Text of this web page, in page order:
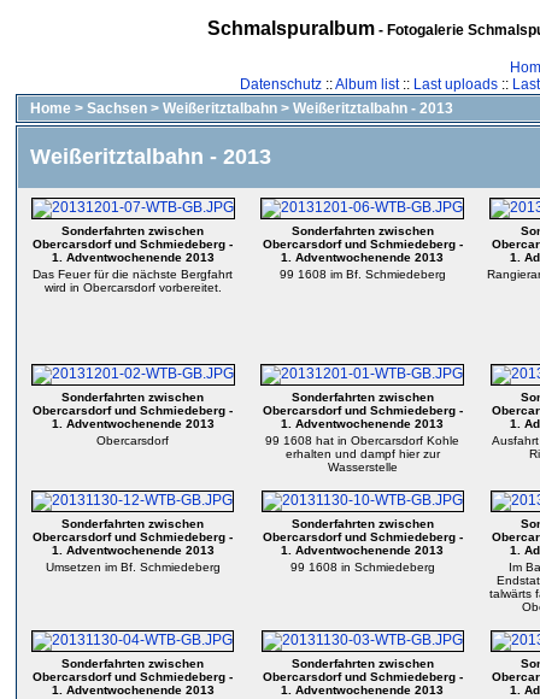
Schmalspuralbum- Fotogalerie
Datenschutz::Album list:: Last uploads::
Home > Sachsen > Weißeritztalbahn > Weißeritztalbahn - 2013
Weißeritztalbahn - 2013
Sonderfahrten zwischen
Obercarsdorf und Schmiedeberg -
1. Adventwochenende 2013
Das Feuer für die nächste Bergfahrt
wird in Obercarsdorf vorbereitet.
Sonderfahrten zwischen
Obercarsdorf und Schmiedeberg -
1. Adventwochenende 2013
99 1608 im Bf. Schmiedeberg
1.
Sonderfahrten zwischen
Obercarsdorf und Schmiedeberg -
1. Adventwochenende 2013
Obercarsdorf
Sonderfahrten zwischen
Obercarsdorf und Schmiedeberg -
1. Adventwochenende 2013
99 1608 hat in Obercarsdorf Kohle
erhalten und dampf hier zur
Wasserstelle
1.
Sonderfahrten zwischen
Obercarsdorf und Schmiedeberg -
1. Adventwochenende 2013
Umsetzen im Bf. Schmiedeberg
Sonderfahrten zwischen
Obercarsdorf und Schmiedeberg -
1. Adventwochenende 2013
99 1608 in Schmiedeberg
1.
Im
talwärts
Sonderfahrten zwischen
Obercarsdorf und Schmiedeberg -
1. Adventwochenende 2013
Sonderfahrten zwischen
Obercarsdorf und Schmiedeberg -
1. Adventwochenende 2013
1.